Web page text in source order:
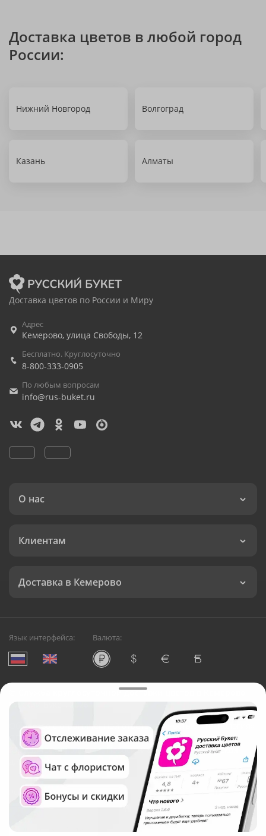
Доставка цветов в любой город
России:
Нижний Новгород Волгоград
Казань Алматы
Доставка цветов по России и Миру
Адрес
Кемерово, улица Свободы, 12
Бесплатно. Круглосуточно
8-800-333-0905
По любым вопросам
info@rus-buket.ru
О нас
Клиентам
Доставка в Кемерово
Язык интерфейса: Валюта:
Служба круглосуточной доставки цветов в Кемерово
Русский Букет, 2026
Общество с ограниченной ответственностью «Технология»
ОГРН: 1195476081745, ИНН: 5410081997
Юридический адрес: г. Новосибирск, ул. Ипподромская,
д.42, оф. 3
Рейтинг Русского букета